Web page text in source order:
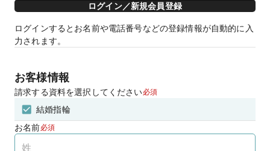
ログイン／新規会員登録
ログインするとお名前や電話番号などの登録情報が自動的に入
力されます。
お客様情報
請求する資料を選択してください必須
結婚指輪
お名前必須